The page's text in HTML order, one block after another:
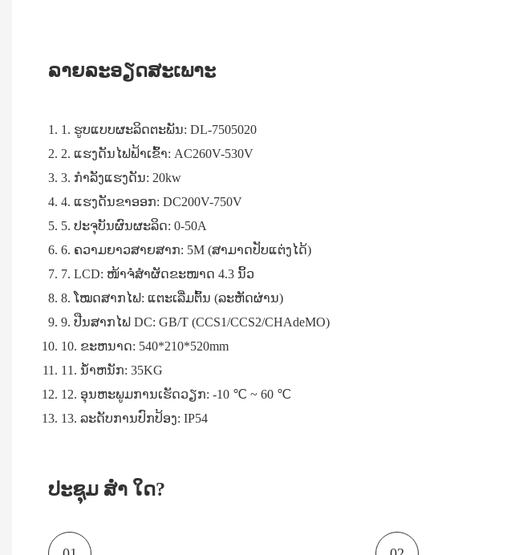
ລາຍລະອຽດສະເພາະ
1. ຮູບແບບຜະລິດຕະພັນ: DL-7505020
2. ແຮງດັນໄຟຟ້າເຂົ້າ: AC260V-530V
3. ກໍາລັງແຮງດັນ: 20kw
4. ແຮງດັນຂາອອກ: DC200V-750V
5. ປະຈຸບັນຜົນຜະລິດ: 0-50A
6. ຄວາມຍາວສາຍສາກ: 5M (ສາມາດປັບແຕ່ງໄດ້)
7. LCD: ໜ້າຈໍສຳຜັດຂະໜາດ 4.3 ນິ້ວ
8. ໂໝດສາກໄຟ: ແຕະເລີ່ມຕົ້ນ (ລະຫັດຜ່ານ)
9. ປືນສາກໄຟ DC: GB/T (CCS1/CCS2/CHAdeMO)
10. ຂະຫນາດ: 540*210*520mm
11. ນ້ໍາຫນັກ: 35KG
12. ອຸນຫະພູມການເຮັດວຽກ: -10 ℃ ~ 60 ℃
13. ລະດັບການປົກປ້ອງ: IP54
ປະຊຸມ ສໍ່າ ໃດ?